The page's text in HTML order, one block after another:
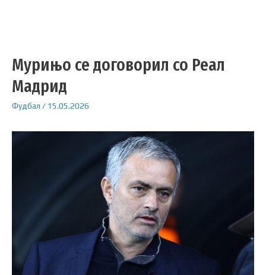
Мурињо се договорил со Реал
Мадрид
Фудбал / 15.05.2026